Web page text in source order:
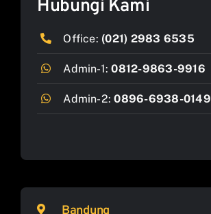
Hubungi Kami
Office: (021) 2983 6535
Admin-1:0812-9863-9916
Admin-2:0896-6938-0149
Bandung